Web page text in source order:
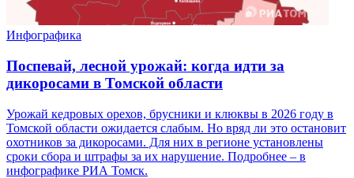
Инфографика
Поспевай, лесной урожай: когда идти за
дикоросами в Томской области
Урожай кедровых орехов, брусники и клюквы в 2026 году в
Томской области ожидается слабым. Но вряд ли это остановит
охотников за дикоросами. Для них в регионе установлены
сроки сбора и штрафы за их нарушение. Подробнее – в
инфографике РИА Томск.